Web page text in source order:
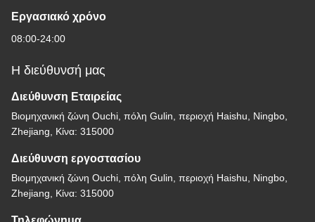
Εργασιακό χρόνο
08:00-24:00
Η διεύθυνσή μας
Διεύθυνση Εταιρείας
Βιομηχανική ζώνη Ouchi, πόλη Gulin, περιοχή Haishu, Ningbo,
Zhejiang, Κίνα: 315000
Διεύθυνση εργοστασίου
Βιομηχανική ζώνη Ouchi, πόλη Gulin, περιοχή Haishu, Ningbo,
Zhejiang, Κίνα: 315000